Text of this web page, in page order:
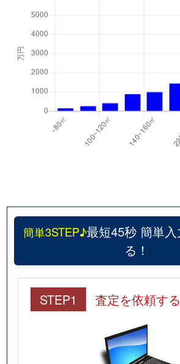
簡単3STEP♪最短45秒 簡単
る！
STEP1 査定を依頼する